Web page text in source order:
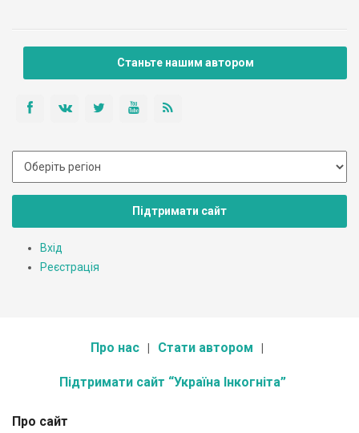
Станьте нашим автором
Підтримати сайт
Вхід
Реєстрація
Про нас Стати автором
Підтримати сайт “Україна Інкогніта”
Про сайт